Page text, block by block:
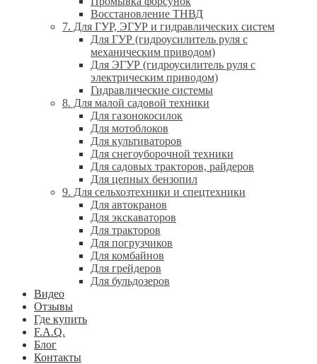
Восстановление ТНВД
7. Для ГУР, ЭГУР и гидравлических систем
Для ГУР (гидроусилитель руля с
механическим приводом)
Для ЭГУР (гидроусилитель руля с
электрическим приводом)
Гидравлические системы
8. Для малой садовой техники
Для газонокосилок
Для мотоблоков
Для культиваторов
Для снегоуборочной техники
Для садовых тракторов, райдеров
Для цепных бензопил
9. Для сельхозтехники и спецтехники
Для автокранов
Для экскаваторов
Для тракторов
Для погрузчиков
Для комбайнов
Для грейдеров
Для бульдозеров
Видео
Отзывы
Где купить
F.A.Q.
Блог
Контакты